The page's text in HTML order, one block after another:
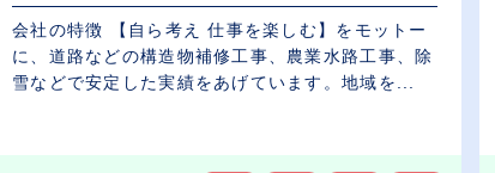
会社の特徴 【自ら考え 仕事を楽しむ】をモットー
に、道路などの構造物補修工事、農業水路工事、除
雪などで安定した実績をあげています。地域を...